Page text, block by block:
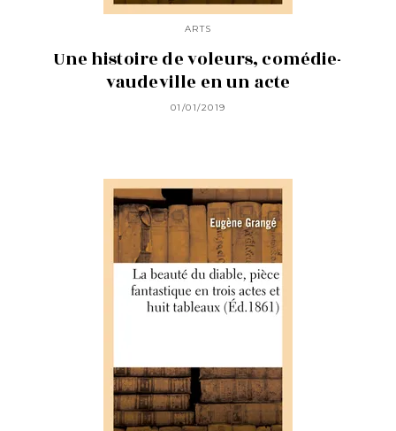
ARTS
Une histoire de voleurs, comédie-
vaudeville en un acte
01/01/2019